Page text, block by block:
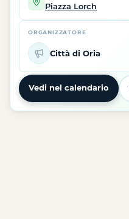
Piazza Lorch
ORGANIZZATORE
Città di Oria
Vedi nel calendario